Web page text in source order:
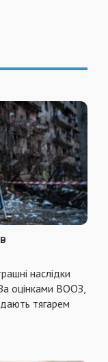
наслідки
оцінками ВООЗ,
тягарем